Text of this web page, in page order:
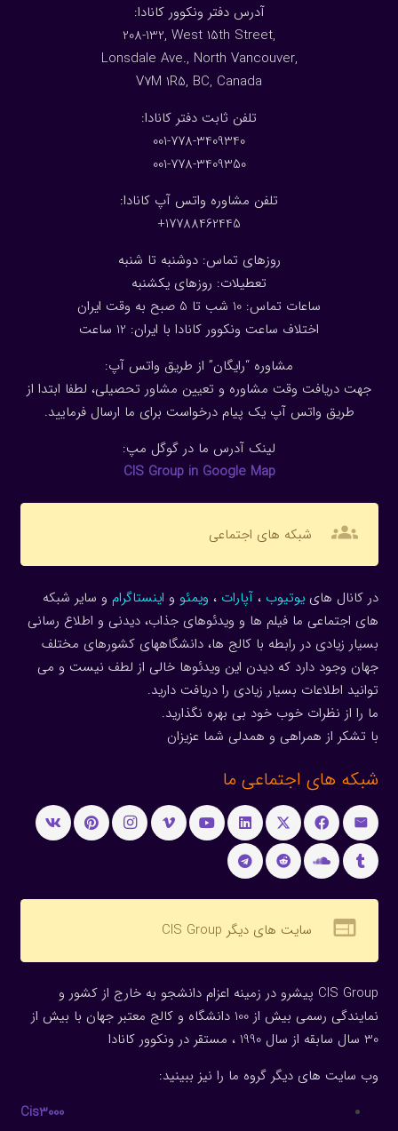
:آدرس دفتر ونکوور کانادا
208-132, West 15th Street,
Lonsdale Ave., North Vancouver,
V7M 1R5, BC, Canada
:تلفن ثابت دفتر کانادا
001-778-3409340
001-778-3409350
تلفن مشاوره واتس آپ کانادا:
17788462445+
روزهای تماس: دوشنبه تا شنبه
تعطیلات: روزهای یکشنبه
ساعات تماس: 10 شب تا 5 صبح به وقت ایران
اختلاف ساعت ونکوور کانادا با ایران: 1 2 ساعت
مشاوره “رایگان” از طریق واتس آپ:
جهت دریافت وقت مشاوره و تعیین مشاور تحصیلی، لطفا ابتدا از
طریق واتس آپ یک پیام درخواست برای ما ارسال فرمایید.
لینک آدرس ما در گوگل مپ:
CIS Group in Google Map
groups شبکه های اجتماعی
در کانال هاییوتیوب ، آپارات ، ویمئو و اینستاگرام و سایر شبکه
های اجتماعی ما فیلم ها و ویدئوهای جذاب، دیدنی و اطلاع رسانی
بسیار زیادی در رابطه با کالج ها، دانشگاههای کشورهای مختلف
جهان وجود دارد که دیدن این ویدئوها خالی از لطف نیست و می
توانید اطلاعات بسیار زیادی را دریافت دارید.
ما را از نظرات خوب خود بی بهره نگذارید.
با تشکر از همراهی و همدلی شما عزیزان
شبکه های اجتماعی ما
web سایت های دیگر CIS Group
CIS Group پیشرو در زمینه اعزام دانشجو به خارج از کشور و
نمایندگی رسمی بیش از 100 دانشگاه و کالج معتبر جهان با بیش از
30 سال سابقه از سال 1990 ، مستقر در ونکوور کانادا
وب سایت های دیگر گروه ما را نیز ببینید:
Cis3000